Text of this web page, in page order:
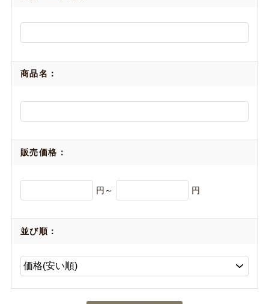
商品名：
販売価格：
円～ 円
並び順：